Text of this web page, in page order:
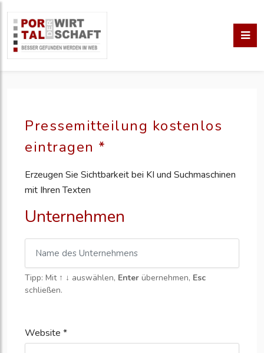
Pressemitteilung kostenlos
eintragen *
Erzeugen Sie Sichtbarkeit bei KI und Suchmaschinen
mit Ihren Texten
Unternehmen
Tipp: Mit ↑ ↓ auswählen, Enter übernehmen, Esc
schließen.
Website *